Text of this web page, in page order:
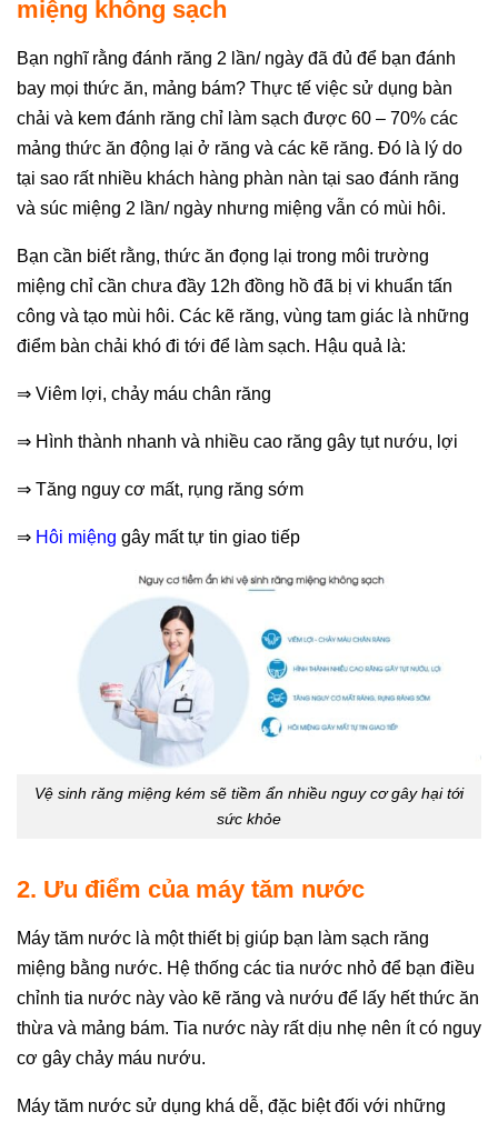
miệng không sạch
Bạn nghĩ rằng đánh răng 2 lần/ ngày đã đủ để bạn đánh
bay mọi thức ăn, mảng bám? Thực tế việc sử dụng bàn
chải và kem đánh răng chỉ làm sạch được 60 – 70% các
mảng thức ăn động lại ở răng và các kẽ răng. Đó là lý do
tại sao rất nhiều khách hàng phàn nàn tại sao đánh răng
và súc miệng 2 lần/ ngày nhưng miệng vẫn có mùi hôi.
Bạn cần biết rằng, thức ăn đọng lại trong môi trường
miệng chỉ cần chưa đầy 12h đồng hồ đã bị vi khuẩn tấn
công và tạo mùi hôi. Các kẽ răng, vùng tam giác là những
điểm bàn chải khó đi tới để làm sạch. Hậu quả là:
⇒ Viêm lợi, chảy máu chân răng
⇒ Hình thành nhanh và nhiều cao răng gây tụt nướu, lợi
⇒ Tăng nguy cơ mất, rụng răng sớm
⇒ Hôi miệng gây mất tự tin giao tiếp
Vệ sinh răng miệng kém sẽ tiềm ẩn nhiều nguy cơ gây hại tới
sức khỏe
2. Ưu điểm của máy tăm nước
Máy tăm nước là một thiết bị giúp bạn làm sạch răng
miệng bằng nước. Hệ thống các tia nước nhỏ để bạn điều
chỉnh tia nước này vào kẽ răng và nướu để lấy hết thức ăn
thừa và mảng bám. Tia nước này rất dịu nhẹ nên ít có nguy
cơ gây chảy máu nướu.
Máy tăm nước sử dụng khá dễ, đặc biệt đối với những